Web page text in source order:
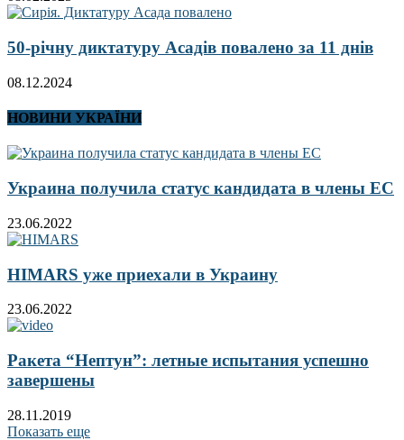
50-річну диктатуру Асадів повалено за 11 днів
08.12.2024
НОВИНИ УКРАЇНИ
Украина получила статус кандидата в члены ЕС
23.06.2022
HIMARS уже приехали в Украину
23.06.2022
Ракета “Нептун”: летные испытания успешно
завершены
28.11.2019
Показать еще